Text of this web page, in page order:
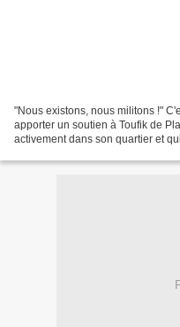
"Nous existons, nous militons !"
apporter un soutien à Toufik de
activement dans son quartier et